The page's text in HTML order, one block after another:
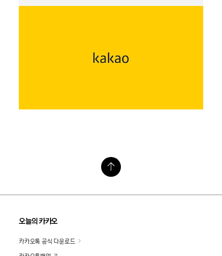
오늘의 카카오
카카오톡 공식 다운로드